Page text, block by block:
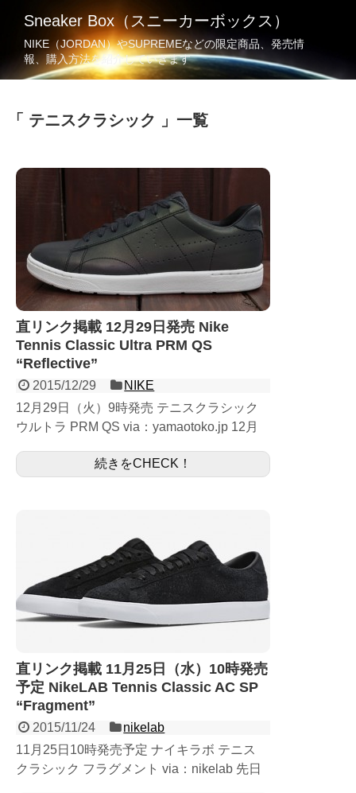
Sneaker Box（スニーカーボックス）
NIKE（JORDAN）やSUPREMEなどの限定商品、発売情
報、購入方法を紹介していきます
テニスクラシック 一覧
直リンク掲載 12月29日発売 Nike
Tennis Classic Ultra PRM QS
“Reflective”
2015/12/29
NIKE
12月29日（火）9時発売 テニスクラシック
ウルトラ PRM QS via：yamaotoko.jp 12月
続きをCHECK！
直リンク掲載 11月25日（水）10時発売
予定 NikeLAB Tennis Classic AC SP
“Fragment”
2015/11/24
nikelab
11月25日10時発売予定 ナイキラボ テニス
クラシック フラグメント via：nikelab 先日